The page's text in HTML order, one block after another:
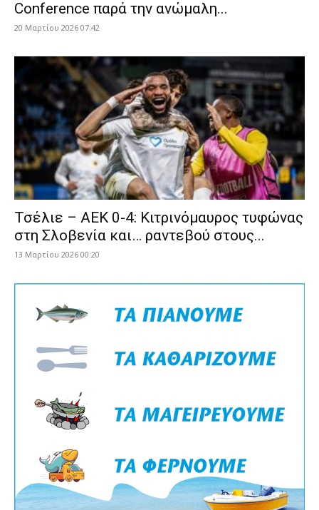
Conference παρά την ανώμαλη...
20 Μαρτίου 2026 07:42
Τσέλιε – ΑΕΚ 0-4: Κιτρινόμαυρος τυφώνας
στη Σλοβενία και… ραντεβού στους...
13 Μαρτίου 2026 00:20